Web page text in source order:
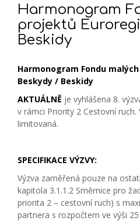
Harmonogram
projektů
Beskidy
Harmonogram Fondu
Beskydy / Beskidy
AKTUÁLNĚ je vyhlášena 8.
v rámci Priority 2 Cestovní ruch.
limitovaná.
SPECIFIKACE VÝZVY:
Výzva zaměřená pouze na
kapitola 3.1.1.2 Směrnice pro
priorita 2 – cestovní ruch) s
partnera s rozpočtem ve výši 25